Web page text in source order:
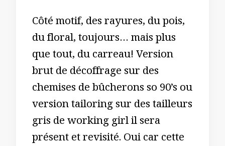
Côté motif, des rayures, du pois,
du floral, toujours… mais plus
que tout, du carreau! Version
brut de décoffrage sur des
chemises de bûcherons so 90’s ou
version tailoring sur des tailleurs
gris de working girl il sera
présent et revisité. Oui car cette